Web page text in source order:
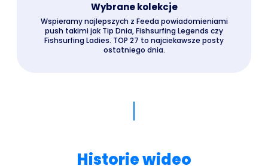
Wybrane kolekcje
Wspieramy najlepszych z Feeda powiadomieniami
push takimi jak Tip Dnia, Fishsurfing Legends czy
Fishsurfing Ladies. TOP 27 to najciekawsze posty
ostatniego dnia.
Historie wideo